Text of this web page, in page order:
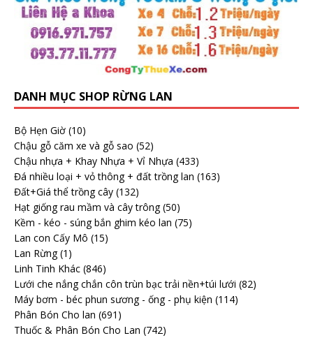
DANH MỤC SHOP RỪNG LAN
Bộ Hẹn Giờ (10)
Chậu gỗ căm xe và gỗ sao (52)
Chậu nhựa + Khay Nhựa + Vỉ Nhựa (433)
Đá nhiều loại + vỏ thông + đất trồng lan (163)
Đất+Giá thể trồng cây (132)
Hạt giống rau mầm và cây trông (50)
Kềm - kéo - súng bắn ghim kéo lan (75)
Lan con Cấy Mô (15)
Lan Rừng (1)
Linh Tinh Khác (846)
Lưới che nắng chắn côn trùn bạc trải nền+túi lưới (82)
Máy bơm - béc phun sương - ống - phụ kiện (114)
Phân Bón Cho lan (691)
Thuốc & Phân Bón Cho Lan (742)